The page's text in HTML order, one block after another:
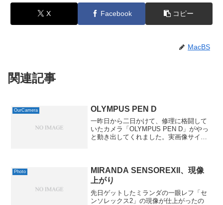
X Facebook コピー
MacBS
関連記事
OurCamera OLYMPUS PEN D
一昨日から二日かけて、修理に格闘して
いたカメラ「OLYMPUS PEN D」がやっ
と動き出してくれました。実画像サイズ
Photo
MIRANDA SENSOREXII、現像
上がり
先日ゲットしたミランダの一眼レフ「セ
ンソレックス2」の現像が仕上がったの